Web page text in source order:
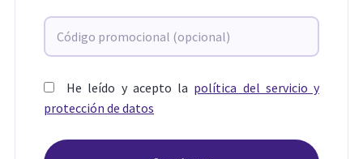
He leído y acepto la política del servicio y
protección de datos